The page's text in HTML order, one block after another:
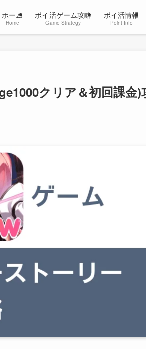
ホーム
Home
ポイ活ゲーム攻略
Game Strategy
ポイ活情報
Point Info
クリア＆初回課金)